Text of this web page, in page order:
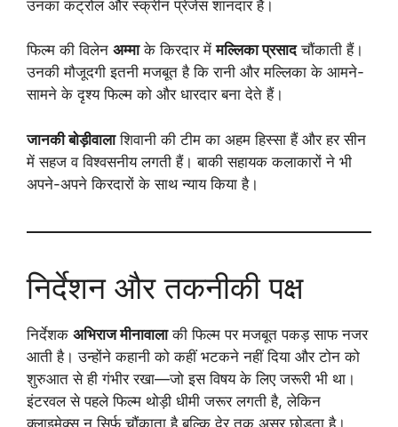
उनका कंट्रोल और स्क्रीन प्रेजेंस शानदार है।
फिल्म की विलेन अम्माके किरदार मेंमल्लिका प्रसादचौंकाती हैं।
उनकी मौजूदगी इतनी मजबूत है कि रानी और मल्लिका के आमने-
सामने के दृश्य फिल्म को और धारदार बना देते हैं।
जानकी बोड़ीवालाशिवानी की टीम का अहम हिस्सा हैं और हर सीन
में सहज व विश्वसनीय लगती हैं। बाकी सहायक कलाकारों ने भी
अपने-अपने किरदारों के साथ न्याय किया है।
निर्देशन और तकनीकी पक्ष
निर्देशक अभिराज मीनावालाकी फिल्म पर मजबूत पकड़ साफ नजर
आती है। उन्होंने कहानी को कहीं भटकने नहीं दिया और टोन को
शुरुआत से ही गंभीर रखा—जो इस विषय के लिए जरूरी भी था।
इंटरवल से पहले फिल्म थोड़ी धीमी जरूर लगती है, लेकिन
क्लाइमेक्स न सिर्फ चौंकाता है बल्कि देर तक असर छोड़ता है।